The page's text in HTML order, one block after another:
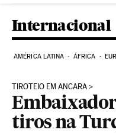
Internacional
AMÉRICA LATINA ÁFRICA
TIROTEIO EM ANCARA
tiros na